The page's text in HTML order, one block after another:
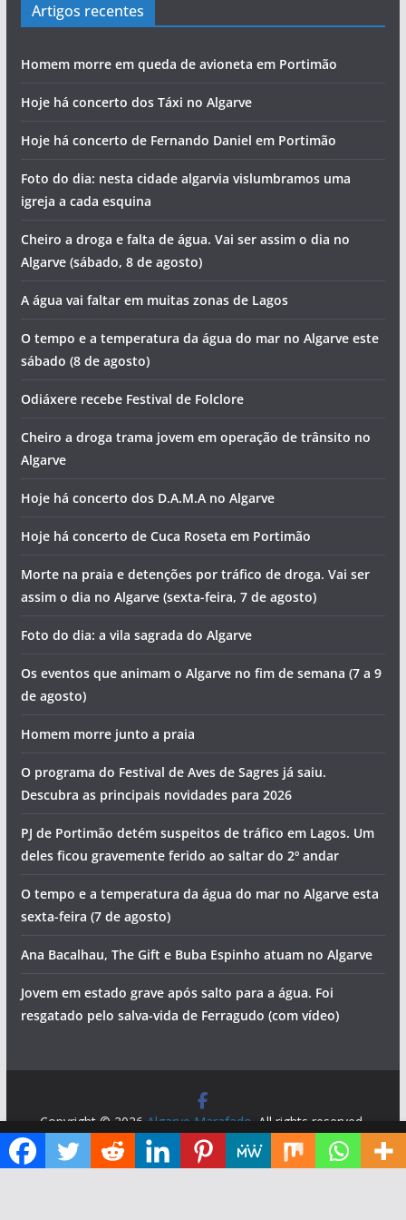
Artigos recentes
Homem morre em queda de avioneta em Portimão
Hoje há concerto dos Táxi no Algarve
Hoje há concerto de Fernando Daniel em Portimão
Foto do dia: nesta cidade algarvia vislumbramos uma
igreja a cada esquina
Cheiro a droga e falta de água. Vai ser assim o dia no
Algarve (sábado, 8 de agosto)
A água vai faltar em muitas zonas de Lagos
O tempo e a temperatura da água do mar no Algarve este
sábado (8 de agosto)
Odiáxere recebe Festival de Folclore
Cheiro a droga trama jovem em operação de trânsito no
Algarve
Hoje há concerto dos D.A.M.A no Algarve
Hoje há concerto de Cuca Roseta em Portimão
Morte na praia e detenções por tráfico de droga. Vai ser
assim o dia no Algarve (sexta-feira, 7 de agosto)
Foto do dia: a vila sagrada do Algarve
Os eventos que animam o Algarve no fim de semana (7 a 9
de agosto)
Homem morre junto a praia
O programa do Festival de Aves de Sagres já saiu.
Descubra as principais novidades para 2026
PJ de Portimão detém suspeitos de tráfico em Lagos. Um
deles ficou gravemente ferido ao saltar do 2º andar
O tempo e a temperatura da água do mar no Algarve esta
sexta-feira (7 de agosto)
Ana Bacalhau, The Gift e Buba Espinho atuam no Algarve
Jovem em estado grave após salto para a água. Foi
resgatado pelo salva-vida de Ferragudo (com vídeo)
Copyright © 2026 Algarve Marafado . All rights reserved.
Theme:
ColorMag by ThemeGrill. Powered by WordPress
Diga ao Google que o Algarve Marafado é uma das suas fontes de informação preferidas